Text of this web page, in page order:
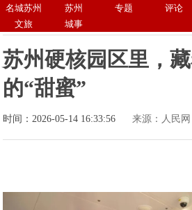
名城苏州 苏州 专题 评论
文旅
城事
苏州硬核园区里，
的“甜蜜”
时间：2026-05-14 16:33:56 来源：人民网